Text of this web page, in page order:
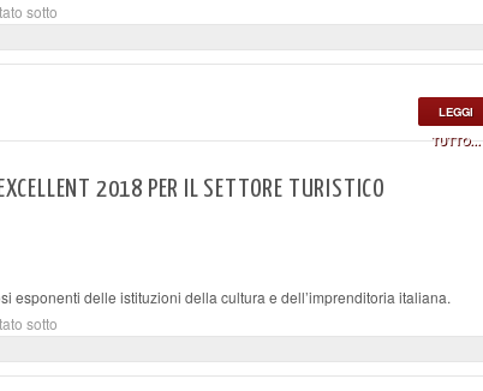
sotto
LEGGI
TUTTO...
2018 PER IL SETTORE TURISTICO
esponenti delle istituzioni della cultura e dell’imprenditoria italiana.
sotto